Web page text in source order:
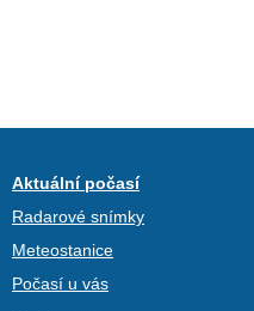
Aktuální počasí
Radarové snímky
Meteostanice
Počasí u vás